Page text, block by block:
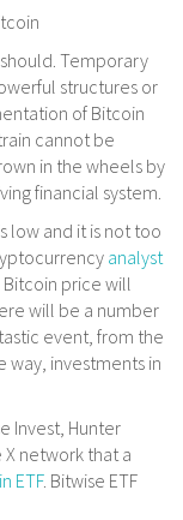
Temporary
structures or
of Bitcoin
cannot be
in the wheels by
financial system.
low and it is not too
analyst
price will
will be a number
event, from the
way, investments in
Invest, Hunter
network that a
ETF. Bitwise ETF